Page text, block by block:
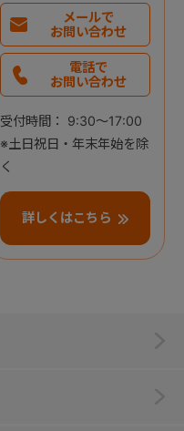
メールで
お問い合わせ
電話で
お問い合わせ
受付時間： 9:30～17:00
※土日祝日・年末年始を除
く
詳しくはこちら